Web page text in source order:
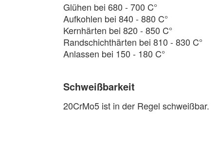
Glühen bei 680 - 700 C°
Aufkohlen bei 840 - 880 C°
Kernhärten bei 820 - 850 C°
Randschichthärten bei 810 - 830 C°
Anlassen bei 150 - 180 C°
Schweißbarkeit
20CrMo5 ist in der Regel schweißbar.